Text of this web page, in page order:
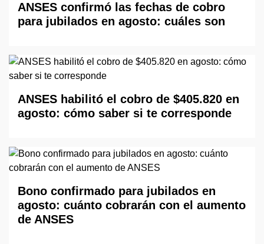
ANSES confirmó las fechas de cobro
para jubilados en agosto: cuáles son
ANSES habilitó el cobro de $405.820 en
agosto: cómo saber si te corresponde
Bono confirmado para jubilados en
agosto: cuánto cobrarán con el aumento
de ANSES